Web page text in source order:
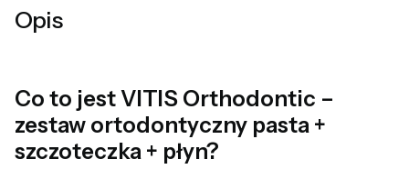
Opis
Co to jest VITIS Orthodontic –
zestaw ortodontyczny pasta +
szczoteczka + płyn?